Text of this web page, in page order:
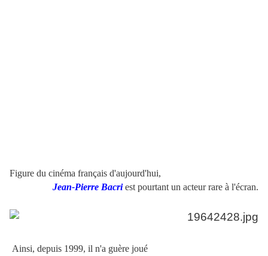
Figure du cinéma français d'aujourd'hui,
Jean-Pierre Bacriest pourtant un acteur rare à l'écran.
Ainsi, depuis 1999, il n'a guère joué